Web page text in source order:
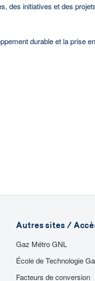
des initiatives et des
durable et la prise
Autres sites /
Gaz Métro GNL
École de Technologie
Facteurs de conversion